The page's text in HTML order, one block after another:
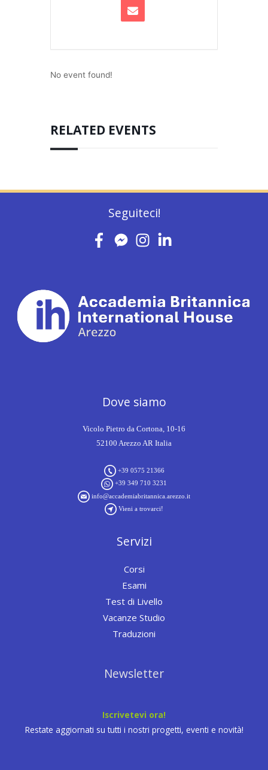
No event found!
RELATED EVENTS
Seguiteci!
Dove siamo
Vicolo Pietro da Cortona, 10-16
52100 Arezzo AR Italia
+39 0575 21366
+39 349 710 3231
info@accademiabritannica.arezzo.it
Vieni a trovarci!
Servizi
Corsi
Esami
Test di Livello
Vacanze Studio
Traduzioni
Newsletter
Iscrivetevi ora!
Restate aggiornati su tutti i nostri progetti, eventi e novità!